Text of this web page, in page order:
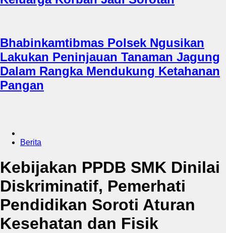
Bhabinkamtibmas Polsek Ngusikan
Lakukan Peninjauan Tanaman Jagung
Dalam Rangka Mendukung Ketahanan
Pangan
Berita
Kebijakan PPDB SMK Dinilai
Diskriminatif, Pemerhati
Pendidikan Soroti Aturan
Kesehatan dan Fisik